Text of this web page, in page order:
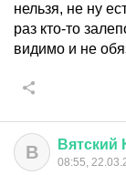
нельзя, не ну
раз кто-то
видимо и не
В Вятский
08:55,